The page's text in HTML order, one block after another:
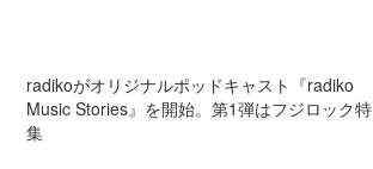
radikoがオリジナルポッドキャスト『radiko
Music Stories』を開始。第1弾はフジロック特
集